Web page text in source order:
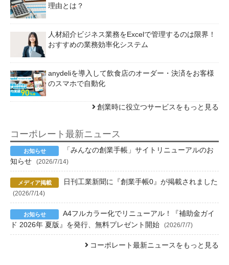
理由とは？
人材紹介ビジネス業務をExcelで管理するのは限界！
おすすめの業務効率化システム
anydeliを導入して飲食店のオーダー・決済をお客様
のスマホで自動化
創業時に役立つサービスをもっと見る
コーポレート最新ニュース
「みんなの創業手帳」サイトリニューアルのお
知らせ
(2026/7/14)
日刊工業新聞に『創業手帳0』が掲載されました
(2026/7/14)
A4フルカラー化でリニューアル！『補助金ガイ
ド 2026年 夏版』を発行、無料プレゼント開始
(2026/7/7)
コーポレート最新ニュースをもっと見る